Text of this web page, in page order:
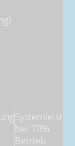
bei 70%
Betrieb